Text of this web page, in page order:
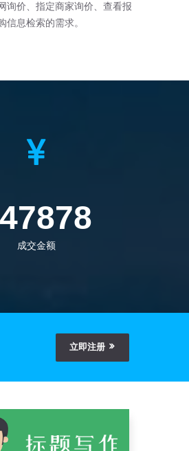
询价、指定商家询价、查看报
信息检索的需求。
成交金额
立即注册